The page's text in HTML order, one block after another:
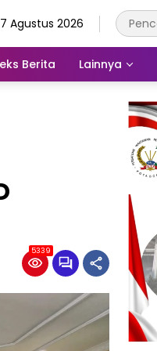
Agustus 2026
Berita Lainnya
5339